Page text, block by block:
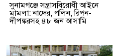
‎সুনামগঞ্জে সন্ত্রাসবিরোধী আইনে
মামলা: নাদের, পলিন, রিপন-
দীপঙ্করসহ ৪৮ জন আসামি